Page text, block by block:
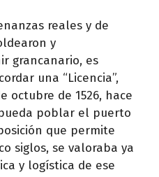
reales y de
y
grancanario, es
una “Licencia”,
octubre de 1526, hace
poblar el puerto
que permite
siglos, se valoraba ya
y logística de ese